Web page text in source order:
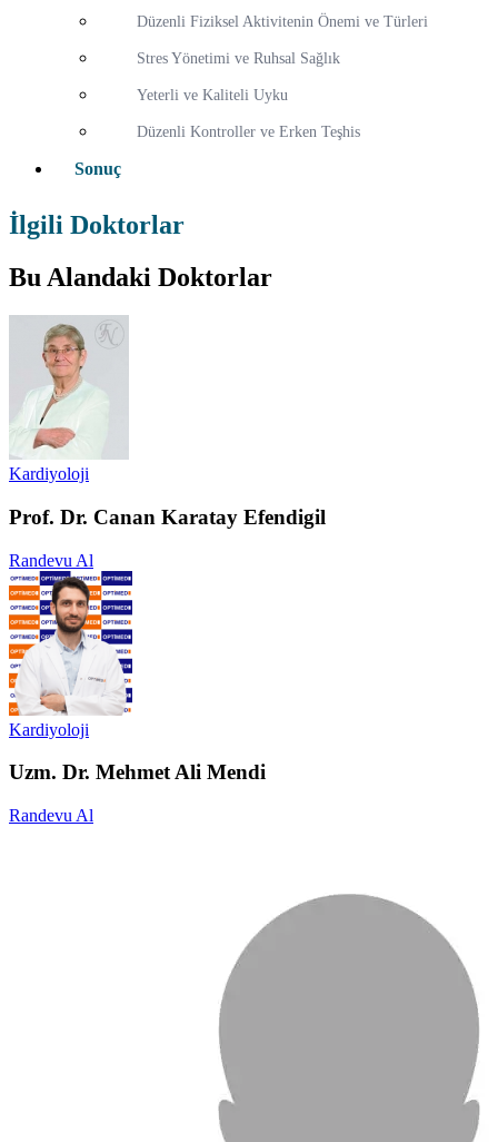
Düzenli Fiziksel Aktivitenin Önemi ve Türleri
Stres Yönetimi ve Ruhsal Sağlık
Yeterli ve Kaliteli Uyku
Düzenli Kontroller ve Erken Teşhis
Sonuç
İlgili Doktorlar
Bu Alandaki Doktorlar
Kardiyoloji
Prof. Dr. Canan Karatay Efendigil
Randevu Al
Kardiyoloji
Uzm. Dr. Mehmet Ali Mendi
Randevu Al